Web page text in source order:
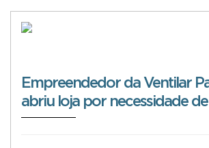
Empreendedor da Ventilar
abriu loja por necessidade